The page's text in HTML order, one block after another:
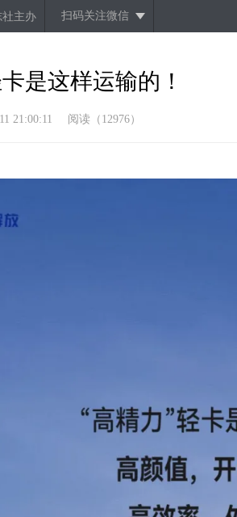
主办 扫码关注微信
是这样运输的！
21:00:11 阅读（12976）